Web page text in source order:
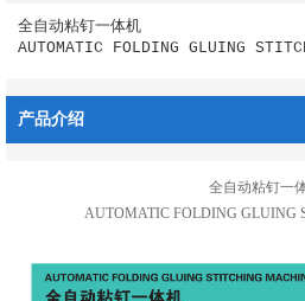
全自动粘钉一体机
AUTOMATIC FOLDING GLUING
产品介绍
全自动粘钉一
AUTOMATIC FOLDING GLUING